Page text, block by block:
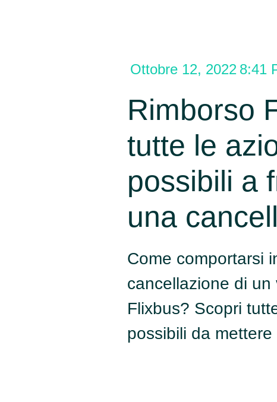
Ottobre 12, 2022 8:41
Rimborso
tutte le
possibili a
una
Come comportarsi
cancellazione di un
Flixbus? Scopri
possibili da mettere